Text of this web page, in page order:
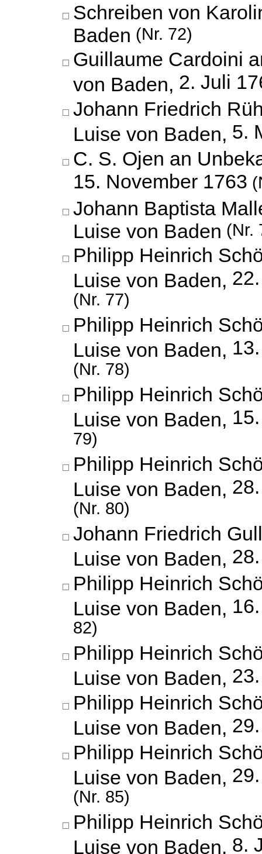
Schreiben von
Baden (Nr. 72)
Guillaume Cardoini
von Baden, 2. Juli
Johann Friedrich
Luise von Baden, 5.
C. S. Ojen an
15. November 1763
Johann Baptista
Luise von Baden (Nr.
Philipp Heinrich
Luise von Baden,
(Nr. 77)
Philipp Heinrich
Luise von Baden,
(Nr. 78)
Philipp Heinrich
Luise von Baden,
79)
Philipp Heinrich
Luise von Baden,
(Nr. 80)
Johann Friedrich
Luise von Baden,
Philipp Heinrich
Luise von Baden,
82)
Philipp Heinrich
Luise von Baden,
Philipp Heinrich
Luise von Baden,
Philipp Heinrich
Luise von Baden,
(Nr. 85)
Philipp Heinrich
Luise von Baden, 8.